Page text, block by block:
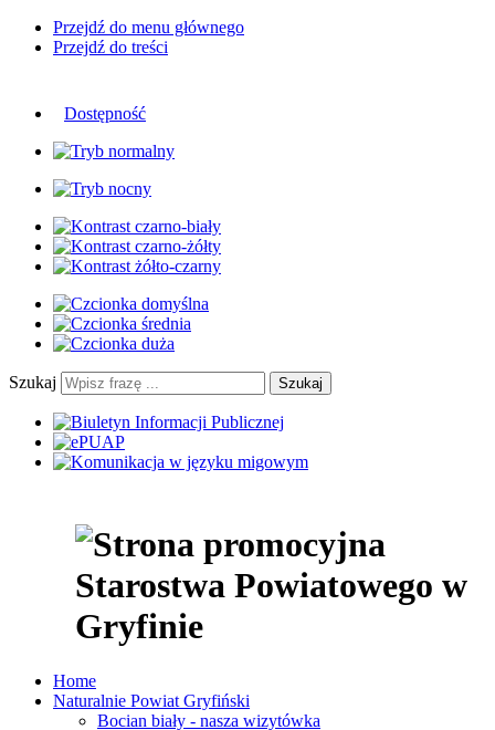
Przejdź do menu głównego
Przejdź do treści
Dostępność
Szukaj Szukaj
Home
Naturalnie Powiat Gryfiński
Bocian biały - nasza wizytówka